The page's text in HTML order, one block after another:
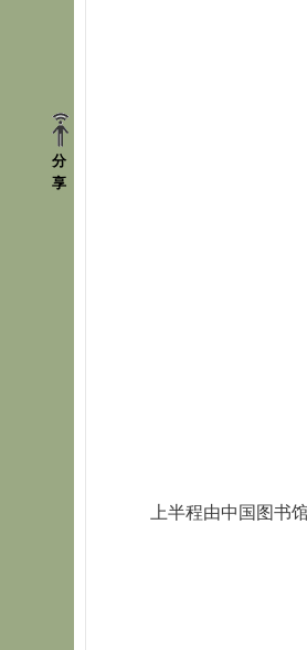
分
享
上半程由中国图书